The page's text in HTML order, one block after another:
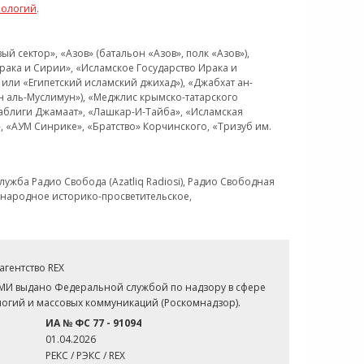
.
«Азов» (батальон «Азов», полк «Азов»),
и Сирии», «Исламское Государство Ирака и
«Египетский исламский джихад»), «Джабхат ан-
Муслимун»), «Меджлис крымско-татарского
Джамаат», «Лашкар-И-Тайба», «Исламская
Синрике», «Братство» Корчинского, «Тризуб им.
Радио Свобода (Azatliq Radiosi), Радио Свободная
историко-просветительское,
REX
выдано Федеральной службой по надзору в сфере
и массовых коммуникаций (Роскомнадзор).
ИА № ФС 77 - 91094
01.04.2026
РЕКС / РЭКС / REX